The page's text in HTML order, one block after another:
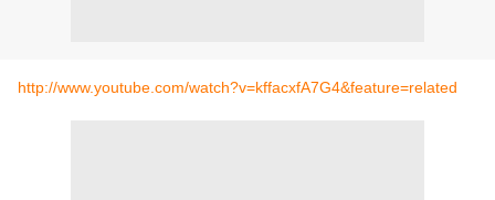
http://www.youtube.com/watch?v=kffacxfA7G4&feature=related